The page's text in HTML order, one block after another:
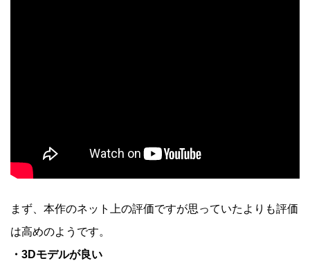
まず、本作のネット上の評価ですが思っていたよりも評価
は高めのようです。
・3Dモデルが良い